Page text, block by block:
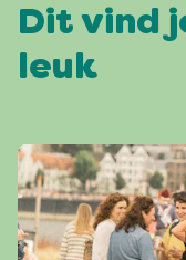
Dit vind
leuk